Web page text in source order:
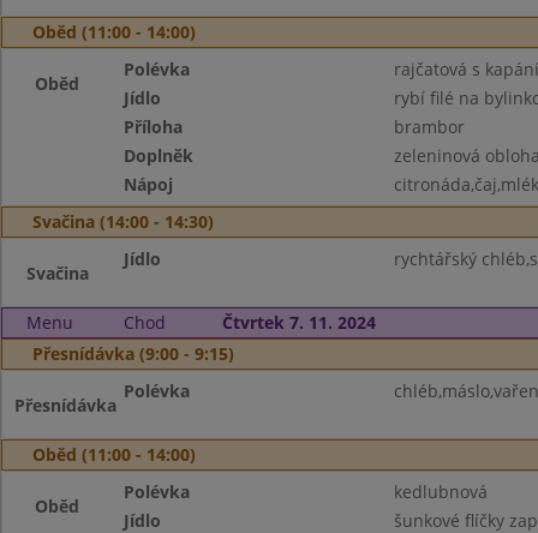
Oběd (11:00 - 14:00)
Oběd
Polévka
rajčatová s
Jídlo
rybí filé na
Příloha
brambor
Doplněk
zeleninová
Nápoj
Svačina (14:00 - 14:30)
Svačina
Jídlo rychtářský
Menu Chod
Čtvrtek 7. 11. 2024
Přesnídávka (9:00 - 9:15)
Přesnídávka
Polévka
Oběd (11:00 - 14:00)
Oběd
Polévka
kedlubnová
Jídlo
šunkové flíčky